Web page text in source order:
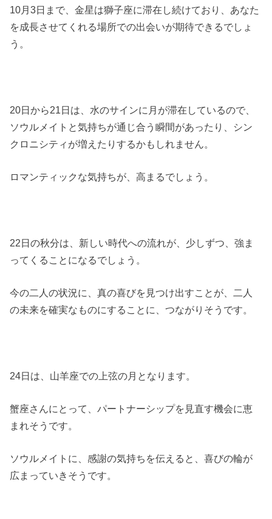
10月3日まで、金星は獅子座に滞在し続けており、あなた
を成長させてくれる場所での出会いが期待できるでしょ
う。
20日から21日は、水のサインに月が滞在しているので、
ソウルメイトと気持ちが通じ合う瞬間があったり、シン
クロニシティが増えたりするかもしれません。
ロマンティックな気持ちが、高まるでしょう。
22日の秋分は、新しい時代への流れが、少しずつ、強ま
ってくることになるでしょう。
今の二人の状況に、真の喜びを見つけ出すことが、二人
の未来を確実なものにすることに、つながりそうです。
24日は、山羊座での上弦の月となります。
蟹座さんにとって、パートナーシップを見直す機会に恵
まれそうです。
ソウルメイトに、感謝の気持ちを伝えると、喜びの輪が
広まっていきそうです。